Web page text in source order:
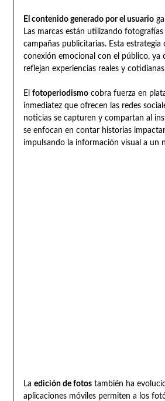
El contenido generado por el usuario
Las marcas están utilizando
campañas publicitarias. Esta
conexión emocional con el público, ya
reflejan experiencias reales y
El fotoperiodismocobra fuerza en
inmediatez que ofrecen las redes
noticias se capturen y compartan al
se enfocan en contar historias
impulsando la información visual a un
La edición de fotostambién ha
aplicaciones móviles permiten a los